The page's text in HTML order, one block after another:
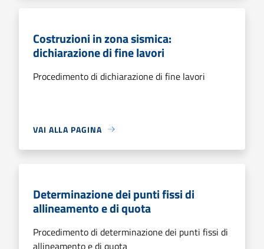
Costruzioni in zona sismica:
dichiarazione di fine lavori
Procedimento di dichiarazione di fine lavori
VAI ALLA PAGINA
Determinazione dei punti fissi di
allineamento e di quota
Procedimento di determinazione dei punti fissi di
allineamento e di quota